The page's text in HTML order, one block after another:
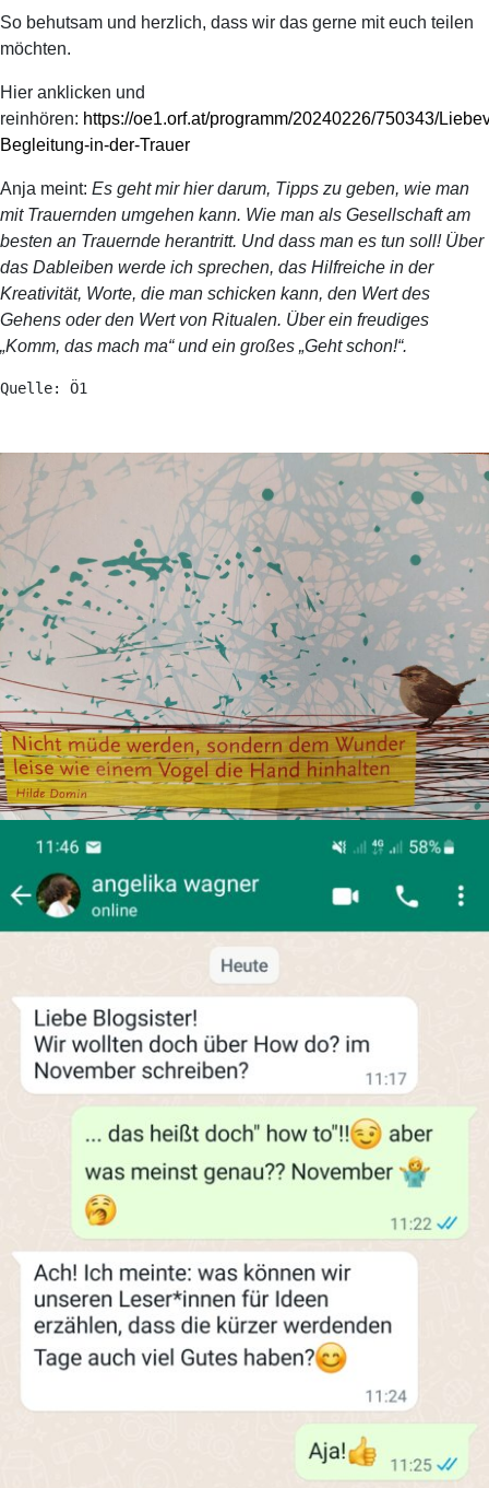
So behutsam und herzlich, dass wir das gerne mit euch teilen
möchten.
Hier anklicken und
reinhören: https://oe1.orf.at/programm/20240226/750343/
Begleitung-in-der-Trauer
Anja meint: Es geht mir hier darum, Tipps zu geben, wie man
mit Trauernden umgehen kann. Wie man als Gesellschaft am
besten an Trauernde herantritt. Und dass man es tun soll! Über
das Dableiben werde ich sprechen, das Hilfreiche in der
Kreativität, Worte, die man schicken kann, den Wert des
Gehens oder den Wert von Ritualen. Über ein freudiges
„Komm, das mach ma“ und ein großes „Geht schon!“.
Quelle: Ö1